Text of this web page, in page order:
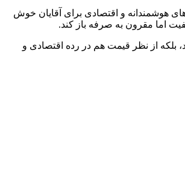
هوشمندانه و اقتصادی برای آقایان خوش
اما مقرون به صرفه باز کند.
دارند، بلکه از نظر قیمت هم در رده اقتصادی و